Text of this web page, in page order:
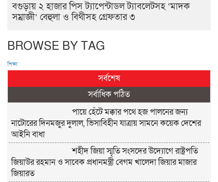
বগুড়ায় ২ হাজার পিস ট্যাপেন্টাডল ট্যাবলেটসহ ‘মাদক
সম্রাজ্ঞী’ বেহুলা ও বিথীসহ গ্রেফতার ৩
BROWSE BY TAG
শিক্ষা
সর্বশেষ
সর্বাধিক পঠিত
পায়ে হেঁটে মক্কার পথে হজ পালনের জন্য
নাটোরের দিনমজুর দুলাল, ভিসাবিহীন যাত্রায় সামনে কয়েক দেশের
আইনি বাধা
শহীদ জিয়া স্মৃতি সংসদের উদ্যোগে রাষ্ট্রপতি
জিয়াউর রহমান ও সাবেক প্রধানমন্ত্রী বেগম খালেদা জিয়ার মাজার
জিয়ারত